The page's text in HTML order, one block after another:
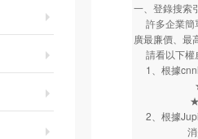
一、登錄搜索
許多企業簡
廣最廉價、最
請看以下
1、根據
★ 51.3%
★ 57.5%
2、根據
消費者在